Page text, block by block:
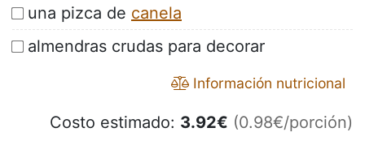
una pizca de canela
almendras crudas para decorar
Información nutricional
Costo estimado: 3.92€ (0.98€/porción)